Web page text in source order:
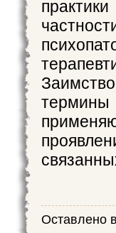
Оставлено в